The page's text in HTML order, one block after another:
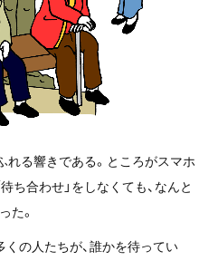
れる響きである。ところがスマホ
ち合わせ」をしなくても、なんと
た。
の人たちが、誰かを待ってい